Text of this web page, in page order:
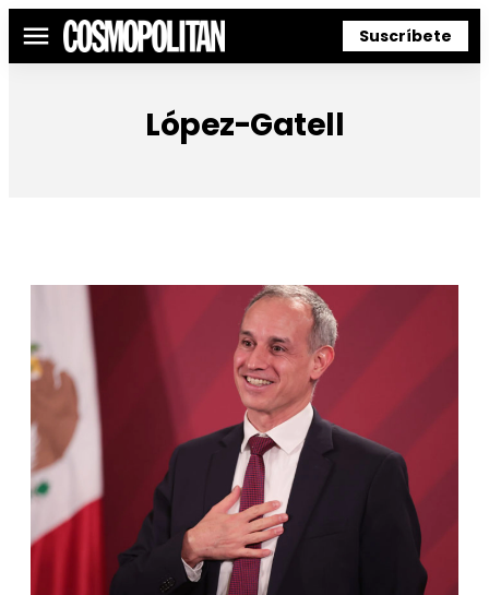
Menú Suscríbete
López-Gatell